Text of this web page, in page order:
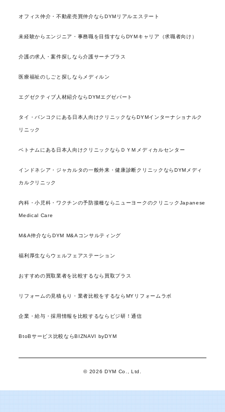
オフィス仲介・不動産売買仲介ならDYMリアルエステート
未経験からエンジニア・事務職を目指すならDYMキャリア（求職者向け）
介護の求人・案件探しなら介護サーチプラス
医療福祉のしごと探しならメディルン
エグゼクティブ人材紹介ならDYMエグゼパート
タイ・バンコクにある日本人向けクリニックならDYMインターナショナルク
リニック
ベトナムにある日本人向けクリニックならＤＹＭメディカルセンター
インドネシア・ジャカルタの一般外来・健康診断クリニックならDYMメディ
カルクリニック
内科・小児科・ワクチンの予防接種ならニューヨークのクリニックJapanese
Medical Care
M&A仲介ならDYM M&Aコンサルティング
福利厚生ならウェルフェアステーション
おすすめの買取業者を比較するなら買取プラス
リフォームの見積もり・業者比較をするならMYリフォームラボ
企業・給与・採用情報を比較するならビジ研！通信
BtoBサービス比較ならBIZNAVI byDYM
© 2026 DYM Co., Ltd.